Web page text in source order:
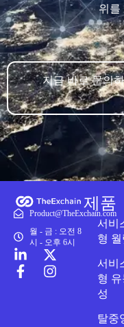
위를
지금 바로 문의
Product@TheExchain.com
월 - 금 : 오전 8
시 - 오후 6시
제품
서비
형 월
서비
형 유
성
탈중